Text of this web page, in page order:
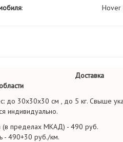
: Hover
Доставка
до 30х30х30 см , до 5 кг. Свыше
индивидуально.
(в пределах МКАД) - 490 руб.
- 490+30 руб./км.